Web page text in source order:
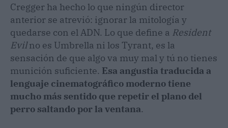
Cregger ha hecho lo que ningún director
anterior se atrevió: ignorar la mitología y
quedarse con el ADN. Lo que define a Resident
Evilno es Umbrella ni los Tyrant, es la
sensación de que algo va muy mal y tú no tienes
munición suficiente. Esa angustia traducida a
lenguaje cinematográfico moderno tiene
mucho más sentido que repetir el plano del
perro saltando por la ventana.